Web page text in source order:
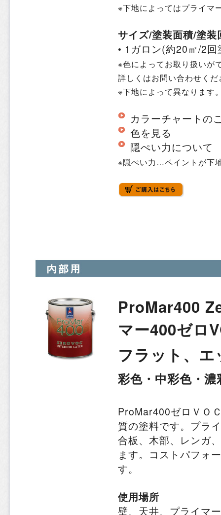
※下地によってはプライマ
サイズ/塗装面積/塗装
• 1ガロン(約20㎡/2回
※色によってお取り扱いが
詳しくはお問い合わせくだ
※下地によって異なります
カラーチャートの
色を見る
隠ぺい力について
※隠ぺい力…ペイントが下
ProMar400
マー400ゼロ
フラット、
彩色・中彩色・濃
ProMar400ゼロＶＯ
質の塗料です。プラ
合板、木部、レンガ
ます。コストパフォ
す。
使用場所
壁、天井、プライマ